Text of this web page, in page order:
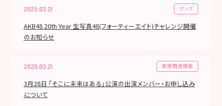
2025.03.21 グッズ
AKB48 20th Year 生写真48(フォーティーエイト)チャレンジ開催
のお知らせ
2025.03.21 劇場関連情報
3月28日 「そこに未来はある」公演の出演メンバー・お申し込み
について